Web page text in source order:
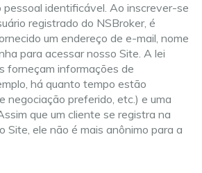
pessoal identificável. Ao inscrever-se
registrado do NSBroker, é
um endereço de e-mail, nome
para acessar nosso Site. A lei
forneçam informações de
há quanto tempo estão
negociação preferido, etc.) e uma
que um cliente se registra na
Site, ele não é mais anônimo para a